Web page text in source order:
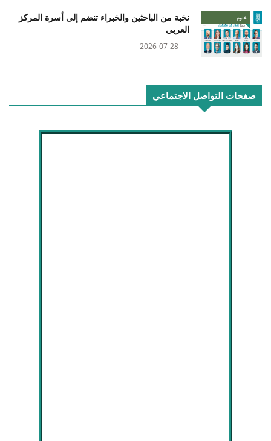
علوم
نخبة من الباحثين والخبراء تنضم إلى أسرة المركز
العربي
2026-07-28
صفحات التواصل الاجتماعي